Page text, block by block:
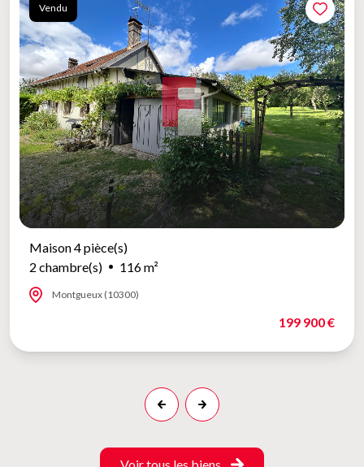
Vendu
Maison 4 pièce(s)
2 chambre(s)
116 m²
Montgueux (10300)
199 900 €
Voir tous les biens